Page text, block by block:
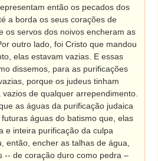
então os pecados dos
a borda os seus corações de
os servos dos noivos encheram as
outro lado, foi Cristo que mandou
elas estavam vazias. E essas
dissemos, para as purificações
porque os judeus tinham
de qualquer arrependimento.
as águas da purificação judaica
águas do batismo que, elas
e inteira purificação da culpa
então, encher as talhas de água,
-- de coração duro como pedra –